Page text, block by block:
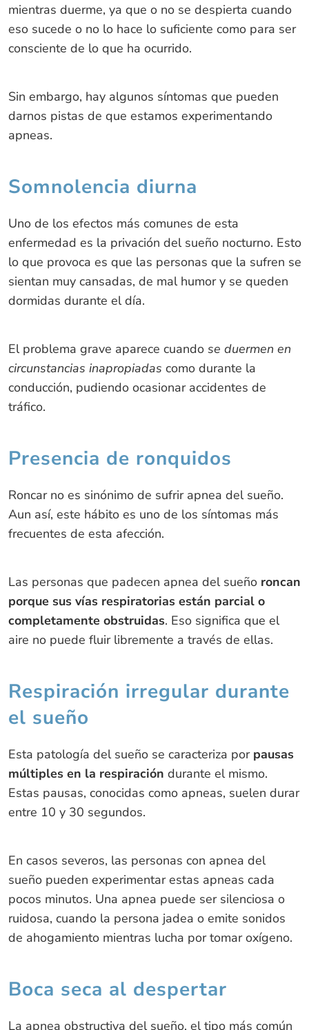
mientras duerme, ya que o no se despierta cuando
eso sucede o no lo hace lo suficiente como para ser
consciente de lo que ha ocurrido.
Sin embargo, hay algunos síntomas que pueden
darnos pistas de que estamos experimentando
apneas.
Somnolencia diurna
Uno de los efectos más comunes de esta
enfermedad es la privación del sueño nocturno. Esto
lo que provoca es que las personas que la sufren se
sientan muy cansadas, de mal humor y se queden
dormidas durante el día.
El problema grave aparece cuando se duermen en
circunstancias inapropiadas como durante la
conducción, pudiendo ocasionar accidentes de
tráfico.
Presencia de ronquidos
Roncar no es sinónimo de sufrir apnea del sueño.
Aun así, este hábito es uno de los síntomas más
frecuentes de esta afección.
Las personas que padecen apnea del sueñoroncan
porque sus vías respiratorias están parcial o
completamente obstruidas. Eso significa que el
aire no puede fluir libremente a través de ellas.
Respiración irregular durante
el sueño
Esta patología del sueño se caracteriza porpausas
múltiples en la respiración durante el mismo.
Estas pausas, conocidas como apneas, suelen durar
entre 10 y 30 segundos.
En casos severos, las personas con apnea del
sueño pueden experimentar estas apneas cada
pocos minutos. Una apnea puede ser silenciosa o
ruidosa, cuando la persona jadea o emite sonidos
de ahogamiento mientras lucha por tomar oxígeno.
Boca seca al despertar
La apnea obstructiva del sueño, el tipo más común